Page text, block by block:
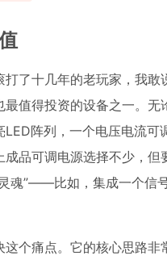
了十几年的老玩家，我
值得投资的设备之一。
阵列，一个电压电流
品可调电源选择不少，
魂”——比如，集成一个信
个痛点。它的核心思路非